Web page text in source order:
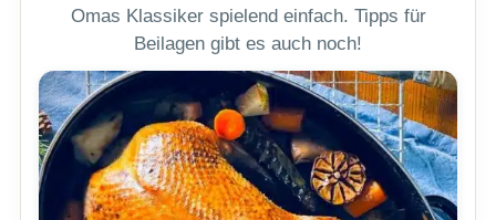
Omas Klassiker spielend einfach. Tipps für
Beilagen gibt es auch noch!